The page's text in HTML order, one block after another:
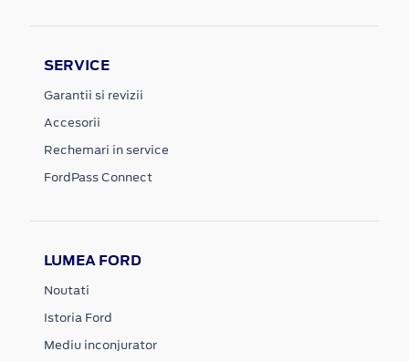
SERVICE
Garantii si revizii
Accesorii
Rechemari in service
FordPass Connect
LUMEA FORD
Noutati
Istoria Ford
Mediu inconjurator